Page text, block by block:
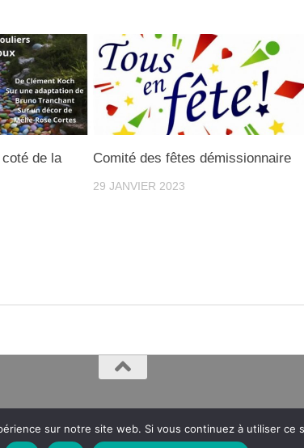
!
coté de la
Comité des fêtes démissionnaire
29 JANVIER 2023
sur notre site web. Si vous continuez à utiliser